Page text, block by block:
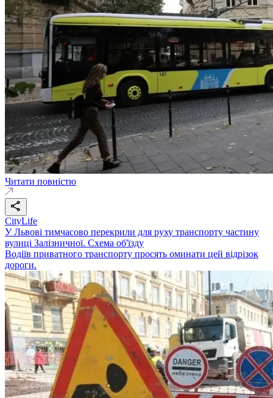
Читати повністю
CityLife
У Львові тимчасово перекрили для руху транспорту частину
вулиці Залізничної. Схема об'їзду
Водіїв приватного транспорту просять оминати цей відрізок
дороги.